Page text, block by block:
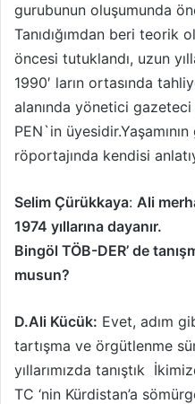
gurubunun oluşumunda
Tanıdığımdan beri teorik
öncesi tutuklandı, uzun
1990′ ların ortasında
alanında yönetici gazeteci
PEN`in
röportajında kendisi
Selim Çürükkaya: Ali
1974 yıllarına dayanır.
Bingöl TÖB-DER’ de
musun?
D.Ali Kücük: Evet, adım
tartışma ve örgütlenme
yıllarımızda tanıştık
TC ‘nin Kürdistan’a